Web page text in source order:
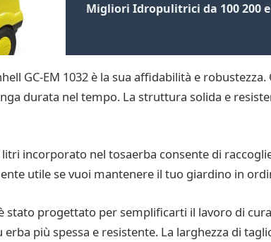
Migliori Idropulitrici da 100 200
GC-EM 1032 è la sua affidabilità e
durata nel tempo. La struttura solida e
incorporato nel tosaerba consente di
utile se vuoi mantenere il tuo giardino in
stato progettato per semplificarti il lavoro di
più spessa e resistente. La larghezza di